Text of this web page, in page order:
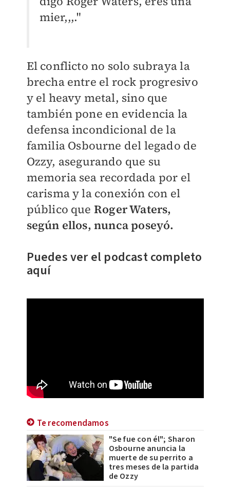
mier,,,."
El conflicto no solo subraya la
brecha entre el rock progresivo
y el heavy metal, sino que
también pone en evidencia la
defensa incondicional de la
familia Osbourne del legado de
Ozzy, asegurando que su
memoria sea recordada por el
carisma y la conexión con el
público que Roger Waters,
según ellos, nunca poseyó.
Puedes ver el podcast completo
aquí
Te recomendamos
"Se fue con él"; Sharon
Osbourne anuncia la
muerte de su perrito a
tres meses de la partida
de Ozzy